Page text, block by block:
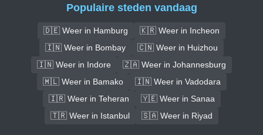
Populaire steden vandaag
🇩🇪 Weer in Hamburg
🇰🇷 Weer in Incheon
🇮🇳 Weer in Bombay
🇨🇳 Weer in Huizhou
🇮🇳 Weer in Indore
🇿🇦 Weer in Johannesburg
🇲🇱 Weer in Bamako
🇮🇳 Weer in Vadodara
🇮🇷 Weer in Teheran
🇾🇪 Weer in Sanaa
🇹🇷 Weer in Istanbul
🇸🇦 Weer in Riyad